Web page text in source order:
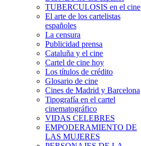
TUBERCULOSIS en el cine
El arte de los cartelistas
españoles
La censura
Publicidad prensa
Cataluña y el cine
Cartel de cine hoy
Los títulos de crédito
Glosario de cine
Cines de Madrid y Barcelona
Tipografía en el cartel
cinematográfico
VIDAS CELEBRES
EMPODERAMIENTO DE
LAS MUJERES